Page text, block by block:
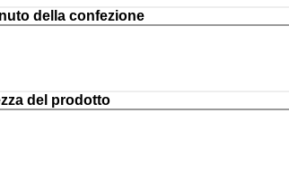
della confezione
del prodotto